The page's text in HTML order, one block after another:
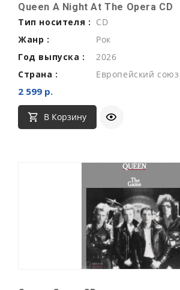
Queen A Night At The Opera CD
Тип носителя : CD
Жанр :
Рок
Год выпуска :
2026
Страна :
Европейский союз
2 599 р.
В Корзину